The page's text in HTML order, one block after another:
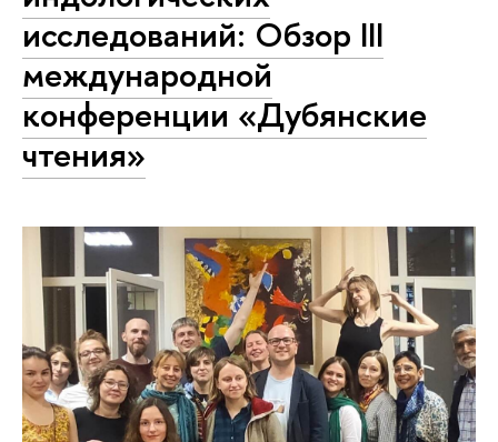
исследований: Обзор III
международной
конференции «Дубянские
чтения»